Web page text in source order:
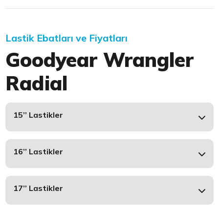
Lastik Ebatları ve Fiyatları
Goodyear Wrangler
Radial
15’’ Lastikler
16’’ Lastikler
17’’ Lastikler